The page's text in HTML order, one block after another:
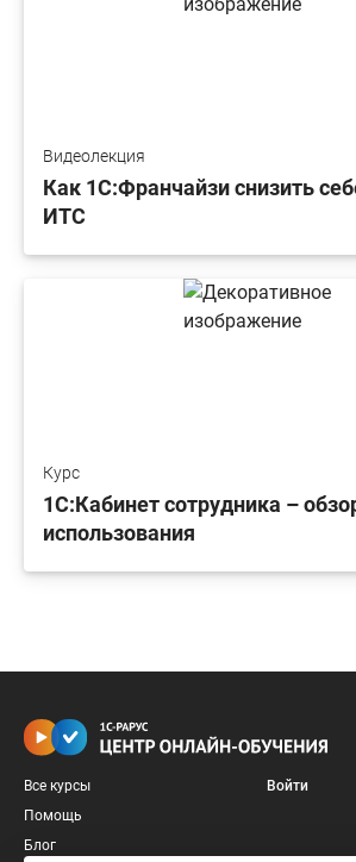
Видеолекция
Как 1С:Франчайзи снизить
ИТС
Курс
1С:Кабинет сотрудника –
использования
Все курсы
Помощь
Блог
Войти